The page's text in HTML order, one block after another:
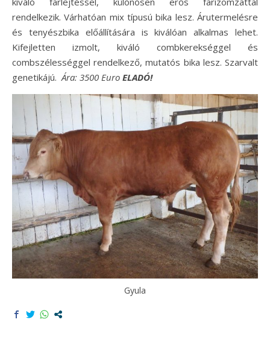
rendelkezik. Várhatóan mix típusú bika lesz. Árutermelésre
és tenyészbika előállítására is kiválóan alkalmas lehet.
Kifejletten izmolt, kiváló combkerekséggel és
combszélességgel rendelkező, mutatós bika lesz. Szarvalt
genetikájú. Ára: 3500 Euro ELADÓ!
Gyula